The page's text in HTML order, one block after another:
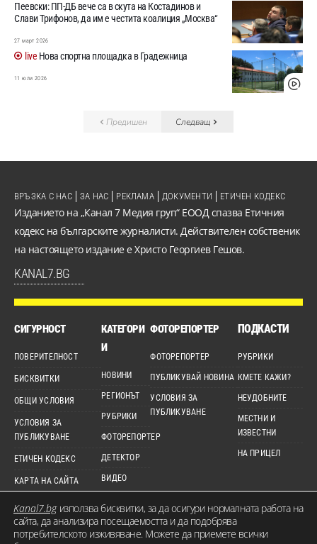
Пеевски: ПП-ДБ вече са в скута на Костадинов и
Слави Трифонов, да им е честита коалиция „Москва“
27 март 2026
Нова спортна площадка в Градежница
11 юли 2026
Предишен Следващ
Изданието на „Канал 7 Медия груп“ ЕООД спазва Етичния
кодекс на българските журналисти. Действителен собственик
на настоящето издание е Христо Георгиев Гешов.
KANAL7.BG
ВРЪЗКА С НАС ЗА НАС РЕКЛАМА ДОКУМЕНТИ ЕТИЧЕН КОДЕКС
СИГУРНОСТ
ПОВЕРИТЕЛНОСТ
БИСКВИТКИ
ОБЩИ УСЛОВИЯ
УСЛОВИЯ ЗА
ПУБЛИКУВАНЕ
ЕТИЧЕН КОДЕКС
КАРТА НА САЙТА
КАТЕГОРИ
И
НОВИНИ
РЕГИОНЪТ
РУБРИКИ
ФОТОРЕПОРТЕР
ДЕТЕКТОР
ВИДЕО
ФОТОРЕПОРТЕР
ФОТОРЕПОРТЕР
ПУБЛИКУВАЙ НОВИНА
УСЛОВИЯ ЗА
ПУБЛИКУВАНЕ
ПОДКАСТИ
РУБРИКИ
КМЕТЕ КАЖИ?
НЕУДОБНИТЕ
МЕСТНИ И
ИЗВЕСТНИ
НА ПРИЦЕЛ
© 2026 KANAL7.BG – МЕСТЕН ГЛАС. Всички права запазени. Съдържанието на
Kanal7.bgизползва бисквитки, за да осигури нормалната работа на
сайта, да анализира посещаемостта и да подобрява
потребителското изживяване. Можете да приемете всички